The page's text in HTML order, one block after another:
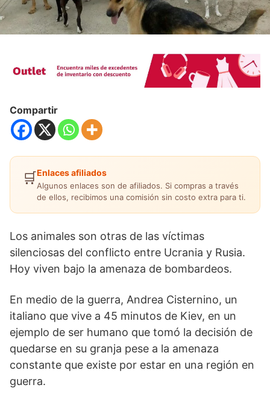
Compartir
🛒Enlaces afiliados
Algunos enlaces son de afiliados. Si compras a través
de ellos, recibimos una comisión sin costo extra para ti.
Los animales son otras de las víctimas
silenciosas del conflicto entre Ucrania y Rusia.
Hoy viven bajo la amenaza de bombardeos.
En medio de la guerra, Andrea Cisternino, un
italiano que vive a 45 minutos de Kiev, en un
ejemplo de ser humano que tomó la decisión de
quedarse en su granja pese a la amenaza
constante que existe por estar en una región en
guerra.